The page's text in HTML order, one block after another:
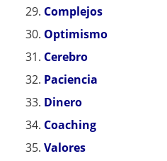
Complejos
Optimismo
Cerebro
Paciencia
Dinero
Coaching
Valores